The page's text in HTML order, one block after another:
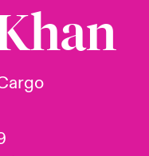
Trabaja con
En portada